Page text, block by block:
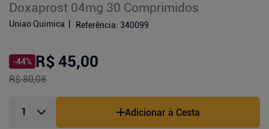
Doxaprost 04mg 30 Comprimidos
Uniao Quimica Referência: 340099
-44% R$ 45,00
R$ 80,08
Adicionar à Cesta